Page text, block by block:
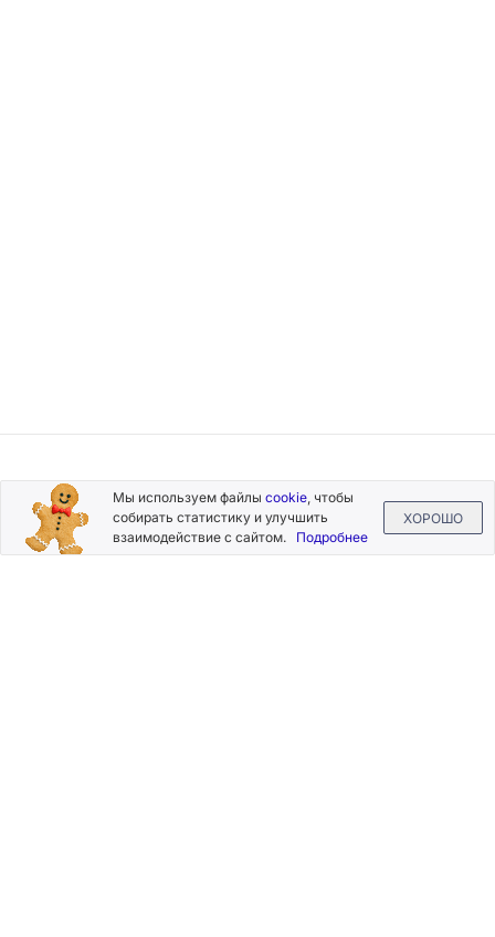
Подписывайтесь
на новости и акции
Мы используем файлы cookie, чтобы
собирать статистику и улучшить
взаимодействие с сайтом. Подробнее
ХОРОШО